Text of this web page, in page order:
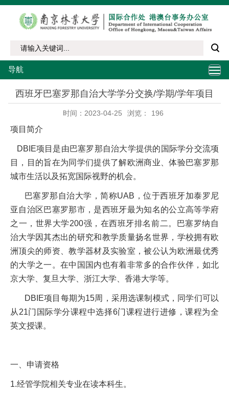
导航
西班牙巴塞罗那自治大学学分交换/学期/学年项目
时间：2023-04-25 浏览： 196
项目简介
DBIE项目是由巴塞罗那自治大学提供的国际学分交流项
目，目的旨在为同学们提供了解欧洲商业、体验巴塞罗那
城市生活以及拓宽国际视野的机会。
巴塞罗那自治大学，简称UAB，位于西班牙加泰罗尼
亚自治区巴塞罗那市，是西班牙最为知名的公立高等学府
之一，世界大学200强，在西班牙排名前二。巴塞罗纳自
治大学因其杰出的研究和教学质量扬名世界，学校拥有欧
洲顶尖的师资、教学器材及实验室，被公认为欧洲最优秀
的大学之一。在中国国内也有着非常多的合作伙伴，如北
京大学、复旦大学、浙江大学、香港大学等。
DBIE项目每期为15周，采用选课制模式，同学们可以
从21门国际学分课程中选择6门课程进行进修，课程为全
英文授课。
一、申请资格
1.经管学院相关专业在读本科生。